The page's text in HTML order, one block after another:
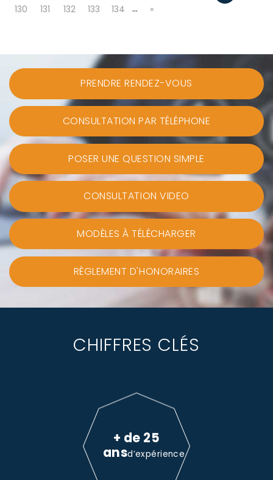
130
131 132 133 134 … »
PRENDRE RENDEZ-VOUS
CONSULTATION PAR TÉLÉPHONE
POSER UNE QUESTION SIMPLE
CONSULTATION VIDEO
MODÈLES À TÉLÉCHARGER
RÈGLEMENT D'HONORAIRES
CHIFFRES CLÉS
+ de 25
ansd’expérience